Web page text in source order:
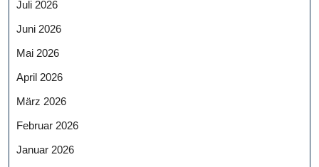
Juli 2026
Juni 2026
Mai 2026
April 2026
März 2026
Februar 2026
Januar 2026